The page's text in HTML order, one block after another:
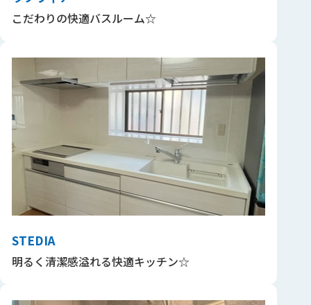
こだわりの快適バスルーム☆
STEDIA
明るく清潔感溢れる快適キッチン☆